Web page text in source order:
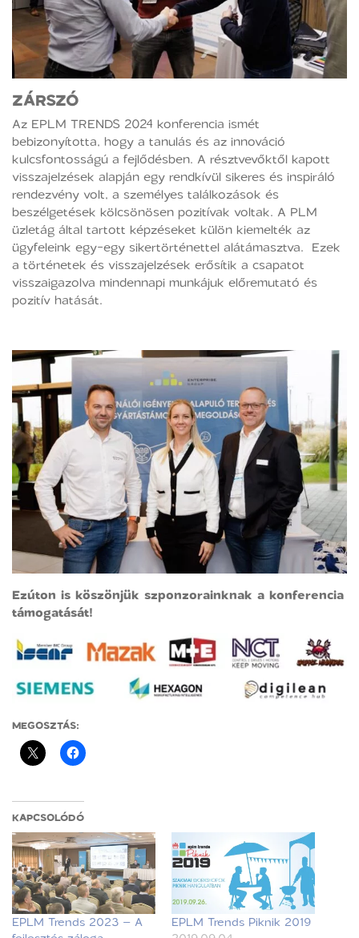
ZÁRSZÓ
Az EPLM TRENDS 2024 konferencia ismét
bebizonyította, hogy a tanulás és az innováció
kulcsfontosságú a fejlődésben. A résztvevőktől kapott
visszajelzések alapján egy rendkívül sikeres és inspiráló
rendezvény volt, a személyes találkozások és
beszélgetések kölcsönösen pozitívak voltak. A PLM
üzletág által tartott képzéseket külön kiemelték az
ügyfeleink egy-egy sikertörténettel alátámasztva. Ezek
a történetek és visszajelzések erősítik a csapatot
visszaigazolva mindennapi munkájuk előremutató és
pozitív hatását.
Ezúton is köszönjük szponzorainknak a konferencia
támogatását!
MEGOSZTÁS:
KAPCSOLÓDÓ
EPLM Trends 2023 – A
EPLM Trends Piknik 2019